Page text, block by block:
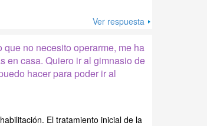
Ver respuesta
no necesito operarme, me ha
en casa. Quiero ir al gimnasio de
hacer para poder ir al
El tratamiento inicial de la